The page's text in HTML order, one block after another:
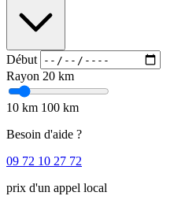
Début
Rayon 20 km
10 km 100 km
Besoin d'aide ?
09 72 10 27 72
prix d'un appel local